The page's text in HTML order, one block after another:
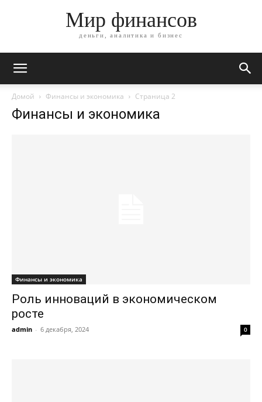
Мир финансов
деньги, аналитика и бизнес
Домой Финансы и экономика Страница 2
Финансы и экономика
Финансы и экономика
Роль инноваций в экономическом
росте
admin - 6 декабря, 2024 0